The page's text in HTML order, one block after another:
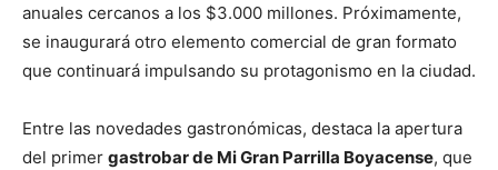
anuales cercanos a los $3.000 millones. Próximamente,
se inaugurará otro elemento comercial de gran formato
que continuará impulsando su protagonismo en la ciudad.
Entre las novedades gastronómicas, destaca la apertura
del primer gastrobar de Mi Gran Parrilla Boyacense, que